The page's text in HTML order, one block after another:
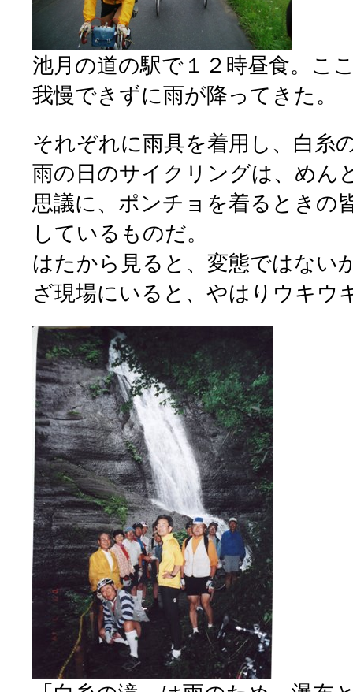
池月の道の駅で１２時昼食。こ
我慢できずに雨が降ってきた。
それぞれに雨具を着用し、白糸
雨の日のサイクリングは、めん
思議に、ポンチョを着るときの
しているものだ。
はたから見ると、変態ではない
ざ現場にいると、やはりウキウ